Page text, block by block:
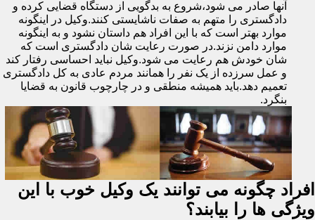
آنها صادر می شود،شروع به بدگویی از دستگاه قضایی کرده و
دادگستری را متهم به صفات ناشایستی کنند.وکیل در اینگونه
موارد بهتر است که با این افراد هم داستان نشود و به اینگونه
موارد دامن نزند.در صورت رعایت شان دادگستری است که
شان خودش هم رعایت می شود.وکیل نباید احساسی رفتار کند
و عمل سرزده از یک نفر را همانند مردم عادی به کل دادگستری
تعمیم دهد.باید همیشه منطقی و در چارچوب قانون به قضایا
بنگرد.
افراد چگونه می توانند یک وکیل خوب با این
ویژگی ها را بیابند؟